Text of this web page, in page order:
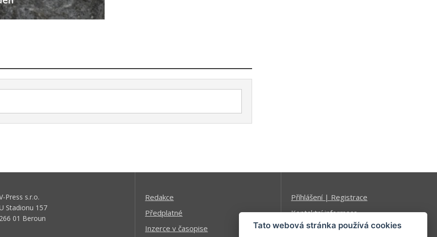
Press s.r.o.
Stadionu 157
266 01 Beroun
Redakce
Předplatné
Inzerce v časopise
Příhlášení | Registrace
Kontaktní informace
Mapa stránek
Tato webová stránka používá cookies